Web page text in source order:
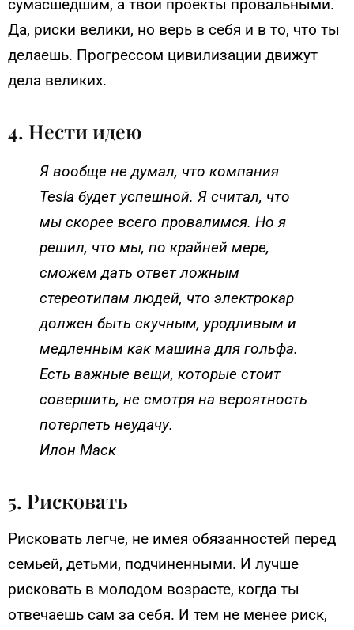
сумасшедшим, а твои проекты провальными.
Да, риски велики, но верь в себя и в то, что ты
делаешь. Прогрессом цивилизации движут
дела великих.
4. Нести идею
Я вообще не думал, что компания
Tesla будет успешной. Я считал, что
мы скорее всего провалимся. Но я
решил, что мы, по крайней мере,
сможем дать ответ ложным
стереотипам людей, что электрокар
должен быть скучным, уродливым и
медленным как машина для гольфа.
Есть важные вещи, которые стоит
совершить, не смотря на вероятность
потерпеть неудачу.
Илон Маск
5. Рисковать
Рисковать легче, не имея обязанностей перед
семьей, детьми, подчиненными. И лучше
рисковать в молодом возрасте, когда ты
отвечаешь сам за себя. И тем не менее риск,